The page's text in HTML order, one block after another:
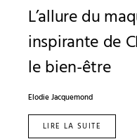
L’allure du
inspirante de
le bien-être
Elodie Jacquemond
LIRE LA SUITE